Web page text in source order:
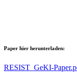
Paper hier herunterladen:
RESIST_GeKI-